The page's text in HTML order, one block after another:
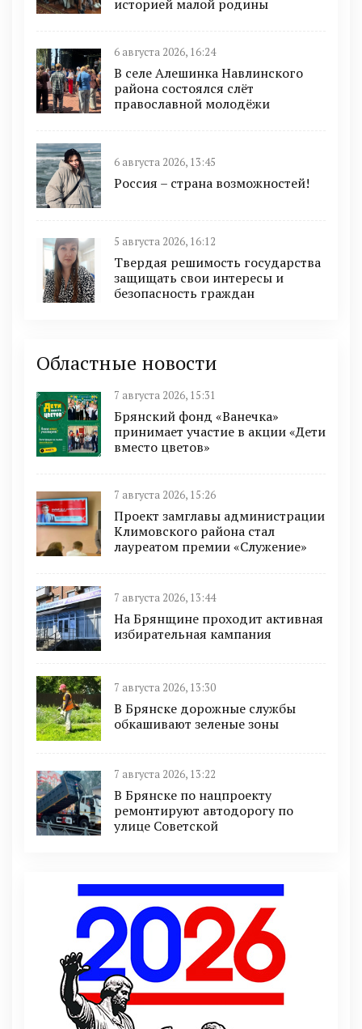
историей малой родины
6 августа 2026, 16:24
В селе Алешинка Навлинского
района состоялся слёт
православной молодёжи
6 августа 2026, 13:45
Россия – страна возможностей!
5 августа 2026, 16:12
Твердая решимость государства
защищать свои интересы и
безопасность граждан
Областные новости
7 августа 2026, 15:31
Брянский фонд «Ванечка»
принимает участие в акции «Дети
вместо цветов»
7 августа 2026, 15:26
Проект замглавы администрации
Климовского района стал
лауреатом премии «Служение»
7 августа 2026, 13:44
На Брянщине проходит активная
избирательная кампания
7 августа 2026, 13:30
В Брянске дорожные службы
обкашивают зеленые зоны
7 августа 2026, 13:22
В Брянске по нацпроекту
ремонтируют автодорогу по
улице Советской